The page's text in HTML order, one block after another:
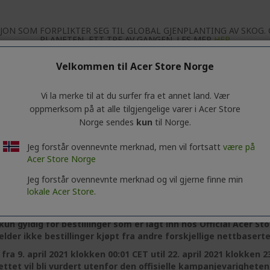
SOM FORPLIKTER SEG TIL GLOBAL GJENPLANTING AV SKOG.
PLANETEN, ETT TRE AV GANGEN. LES MERHER
One Tree Planted-sertifiseringen av ACER-
VILKÅR
kjøp er gyldig for alle bestillinger som gjort hos
donerer ACER Europe SA, Via della Posta 28, 6934
Road 145, Shelburne, Vermont, 05482, registrert som
gjenplanting av skog:
https://onetreeplanted.org
Plant a Tree for ethvert kjøp er gyldig for alle produktene
gyldig for bestillinger som er lagt inn hos Official Acer
ikke bestillinger kjøpt fra andre forskjellige
9. april 2021 klokken 00:01 CET util 22. april 2021 klokken
vil bli vurdert utenfor den offisielle
Velkommen til Acer Store Norge
Vi la merke til at du surfer fra et annet land. Vær
oppmerksom på at alle tilgjengelige varer i Acer Store
Norge sendes kun til Norge.
Jeg forstår ovennevnte merknad, men vil fortsatt være på
Acer Store Norge
Jeg forstår ovennevnte merknad og vil gjerne finne min
lokale Acer Store.